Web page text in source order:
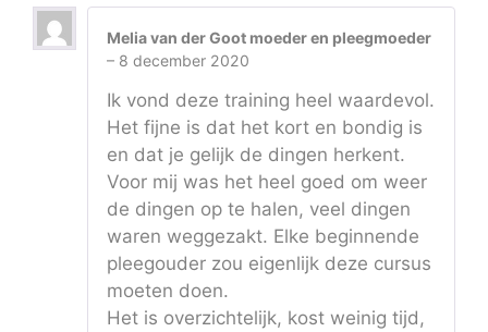
Melia van der Goot moeder en pleegmoeder
– 8 december 2020
Ik vond deze training heel waardevol.
Het fijne is dat het kort en bondig is
en dat je gelijk de dingen herkent.
Voor mij was het heel goed om weer
de dingen op te halen, veel dingen
waren weggezakt. Elke beginnende
pleegouder zou eigenlijk deze cursus
moeten doen.
Het is overzichtelijk, kost weinig tijd,